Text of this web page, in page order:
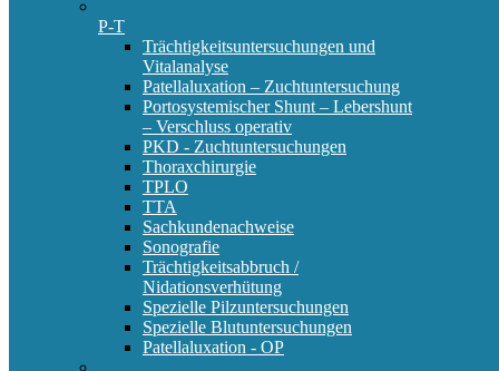
P-T
Trächtigkeitsuntersuchungen und
Vitalanalyse
Patellaluxation – Zuchtuntersuchung
Portosystemischer Shunt – Lebershunt
– Verschluss operativ
PKD - Zuchtuntersuchungen
Thoraxchirurgie
TPLO
TTA
Sachkundenachweise
Sonografie
Trächtigkeitsabbruch /
Nidationsverhütung
Spezielle Pilzuntersuchungen
Spezielle Blutuntersuchungen
Patellaluxation - OP